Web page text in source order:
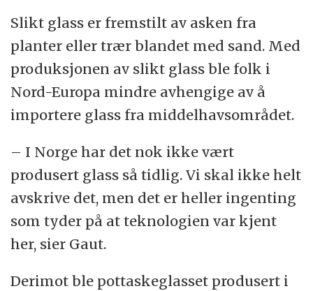
Slikt glass er fremstilt av asken fra
planter eller trær blandet med sand. Med
produksjonen av slikt glass ble folk i
Nord-Europa mindre avhengige av å
importere glass fra middelhavsområdet.
– I Norge har det nok ikke vært
produsert glass så tidlig. Vi skal ikke helt
avskrive det, men det er heller ingenting
som tyder på at teknologien var kjent
her, sier Gaut.
Derimot ble pottaskeglasset produsert i